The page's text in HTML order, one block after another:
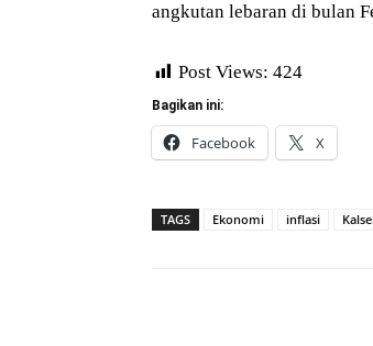
angkutan lebaran di bulan
Post Views: 424
Bagikan ini:
Facebook X
TAGS Ekonomi inflasi